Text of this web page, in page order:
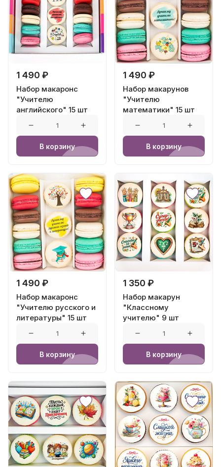
1 490 ₽
Набор макаронс
"Учителю
английского" 15 шт
В корзину
1 490 ₽
Набор макарунов
"Учителю
математики" 15 шт
В корзину
1 490 ₽
Набор макаронс
"Учителю русского и
литературы" 15 шт
В корзину
1 350 ₽
Набор макарун
"Классному
учителю" 9 шт
В корзину